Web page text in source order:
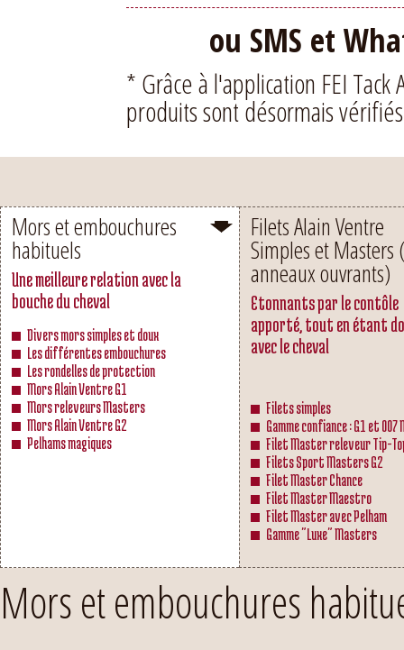
ou SMS et
* Grâce à l'application FEI
produits sont désormais
Mors et embouchures
habituels
Une meilleure relation avec la
bouche du cheval
Divers mors simples et doux
Les différentes embouchures
Les rondelles de protection
Mors Alain Ventre G1
Mors releveurs Masters
Mors Alain Ventre G2
Pelhams magiques
Filets Alain Ventre
Simples et Masters
anneaux ouvrants)
Etonnants par le contôle
apporté, tout en étant
avec le cheval
Filets simples
Gamme confiance : G1 et
Filet Master releveur Tip-
Filets Sport Masters G2
Filet Master Chance
Filet Master Maestro
Filet Master avec Pelham
Gamme "Luxe" Masters
Mors et embouchures